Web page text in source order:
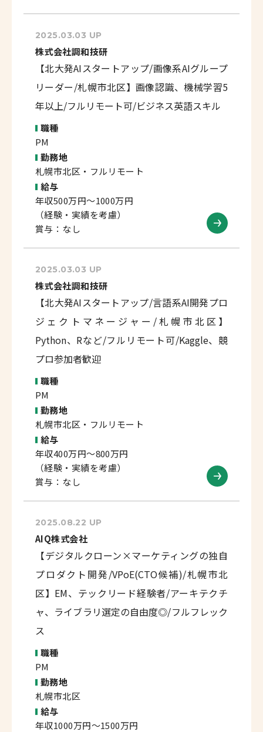
2025.03.03 UP
株式会社調和技研
【北大発AIスタートアップ/画像系AIグループ
リーダー/札幌市北区】画像認識、機械学習5
年以上/フルリモート可/ビジネス英語スキル
職種
PM
勤務地
札幌市北区・フルリモート
給与
年収500万円～1000万円
（経験・実績を考慮）
賞与：なし
2025.03.03 UP
株式会社調和技研
【北大発AIスタートアップ/言語系AI開発プロ
ジェクトマネージャー/札幌市北区】
Python、Rなど/フルリモート可/Kaggle、競
プロ参加者歓迎
職種
PM
勤務地
札幌市北区・フルリモート
給与
年収400万円～800万円
（経験・実績を考慮）
賞与：なし
2025.08.22 UP
AIQ株式会社
【デジタルクローン×マーケティングの独自
プロダクト開発/VPoE(CTO候補)/札幌市北
区】EM、テックリード経験者/アーキテクチ
ャ、ライブラリ選定の自由度◎/フルフレック
ス
職種
PM
勤務地
札幌市北区
給与
年収1000万円～1500万円